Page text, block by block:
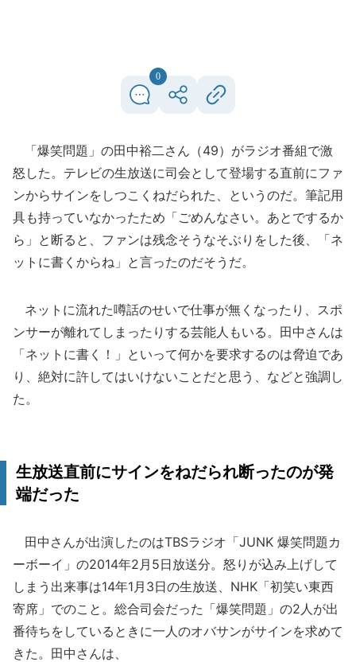
0
「爆笑問題」の田中裕二さん（49）がラジオ番組で激
怒した。テレビの生放送に司会として登場する直前にファ
ンからサインをしつこくねだられた、というのだ。筆記用
具も持っていなかったため「ごめんなさい。あとでするか
ら」と断ると、ファンは残念そうなそぶりをした後、「ネ
ットに書くからね」と言ったのだそうだ。
ネットに流れた噂話のせいで仕事が無くなったり、スポ
ンサーが離れてしまったりする芸能人もいる。田中さんは
「ネットに書く！」といって何かを要求するのは脅迫であ
り、絶対に許してはいけないことだと思う、などと強調し
た。
生放送直前にサインをねだられ断ったのが発
端だった
田中さんが出演したのはTBSラジオ「JUNK 爆笑問題カ
ーボーイ」の2014年2月5日放送分。怒りが込み上げして
しまう出来事は14年1月3日の生放送、NHK「初笑い東西
寄席」でのこと。総合司会だった「爆笑問題」の2人が出
番待ちをしているときに一人のオバサンがサインを求めて
きた。田中さんは、